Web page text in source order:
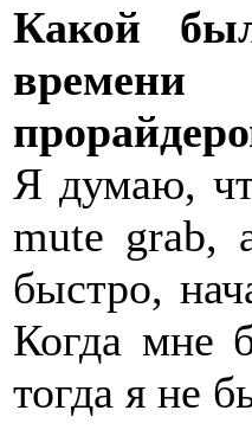
Какой
времени
Я думаю,
mute grab,
быстро,
Когда мне
тогда я не